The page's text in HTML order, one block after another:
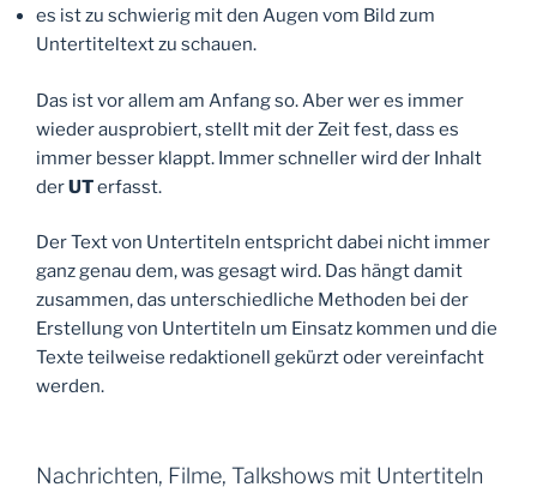
es ist zu schwierig mit den Augen vom Bild zum
Untertiteltext zu schauen.
Das ist vor allem am Anfang so. Aber wer es immer
wieder ausprobiert, stellt mit der Zeit fest, dass es
immer besser klappt. Immer schneller wird der Inhalt
derUTerfasst.
Der Text von Untertiteln entspricht dabei nicht immer
ganz genau dem, was gesagt wird. Das hängt damit
zusammen, das unterschiedliche Methoden bei der
Erstellung von Untertiteln um Einsatz kommen und die
Texte teilweise redaktionell gekürzt oder vereinfacht
werden.
Nachrichten, Filme, Talkshows mit Untertiteln